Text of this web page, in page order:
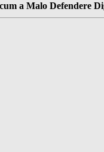
a Malo Defendere